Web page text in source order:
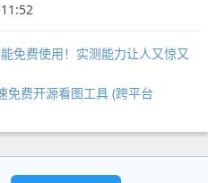
免费使用！实测能力让人又惊又
免费开源看图工具 (跨平台